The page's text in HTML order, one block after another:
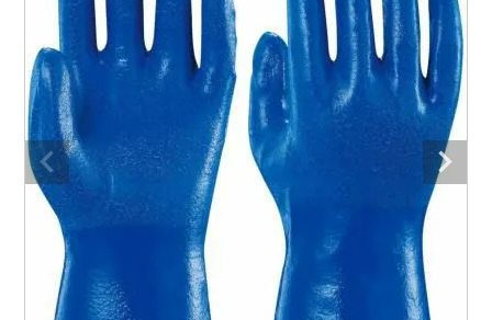
防寒着
作業用手袋
アウトドア・スポーツ
ワークスーツ
コンプレッションウェア
ミズノ安全靴ランキング
作業着ランキング
アウトドアウェアランキング
つなぎランキング
空調服ランキング
アイトス株式会社
コーコス ジーベック
クロダルマ 桑和
山田辰 クレヒフク
おたふく手袋 マック
農作業服
電気・設備作業服
配達・営業作業服
自動車整備士作業服
DIY・日曜大工作業服